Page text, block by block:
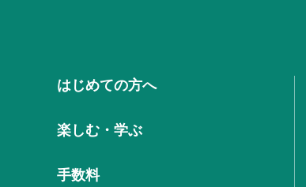
はじめての方へ
楽しむ・学ぶ
手数料